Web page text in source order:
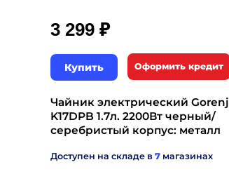
3 299 ₽
Купить Оформить кредит
Чайник электрический
K17DPB 1.7л. 2200Вт черный/
серебристый корпус: металл
Доступен на складе в 7 магазинах